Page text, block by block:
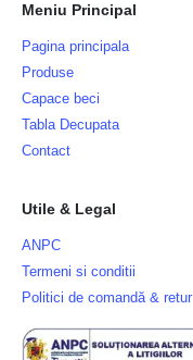
Meniu Principal
Pagina principala
Produse
Capace beci
Tabla Decupata
Contact
Utile & Legal
ANPC
Termeni si conditii
Politici de comandă & retur